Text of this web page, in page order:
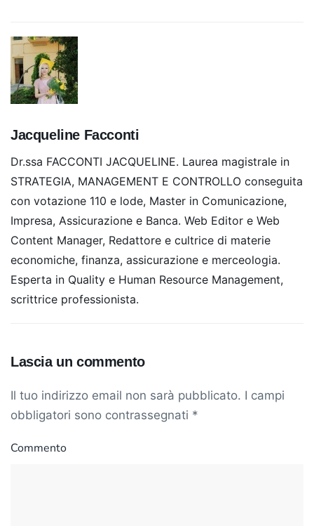
Jacqueline Facconti
Dr.ssa FACCONTI JACQUELINE. Laurea magistrale in
STRATEGIA, MANAGEMENT E CONTROLLO conseguita
con votazione 110 e lode, Master in Comunicazione,
Impresa, Assicurazione e Banca. Web Editor e Web
Content Manager, Redattore e cultrice di materie
economiche, finanza, assicurazione e merceologia.
Esperta in Quality e Human Resource Management,
scrittrice professionista.
Lascia un commento
Il tuo indirizzo email non sarà pubblicato. I campi
obbligatori sono contrassegnati *
Commento